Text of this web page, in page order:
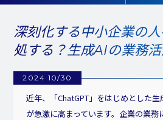
深刻化する中小企業の
処する？生成AIの業務
2024 10/30
近年、「ChatGPT」をはじめとした
が急激に高まっています。企業の業務